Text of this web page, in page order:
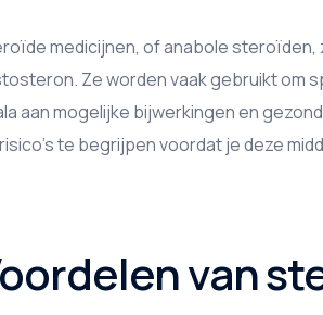
medicijnen, of anabole
Ze worden vaak gebruikt om
aan mogelijke bijwerkingen en
te begrijpen voordat je deze
van